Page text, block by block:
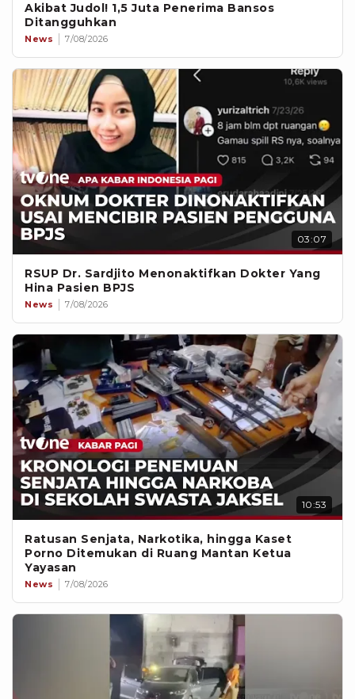
Akibat Judol! 1,5 Juta Penerima Bansos
Ditangguhkan
News 7/08/2026
03:07
RSUP Dr. Sardjito Menonaktifkan Dokter Yang
Hina Pasien BPJS
News 7/08/2026
10:53
Ratusan Senjata, Narkotika, hingga Kaset
Porno Ditemukan di Ruang Mantan Ketua
Yayasan
News 7/08/2026